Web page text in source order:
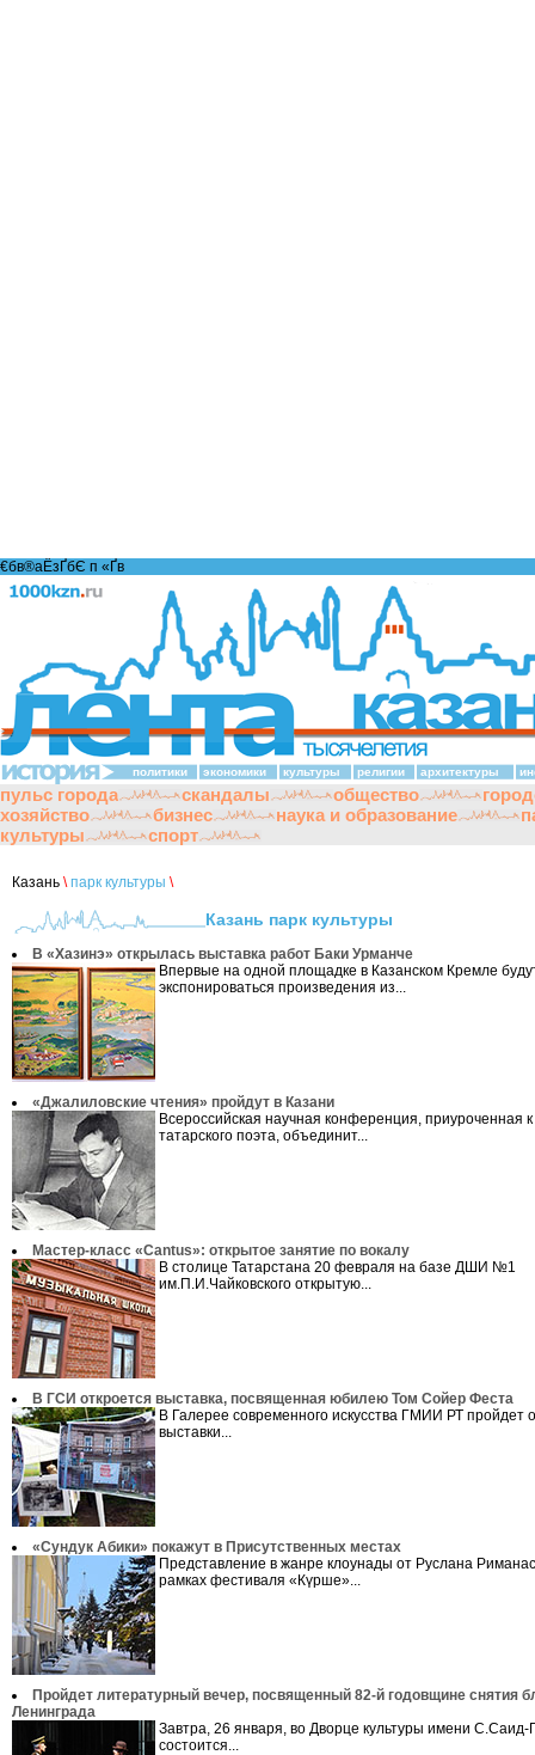
€бв®аЁзҐбЄ п «Ґ­в
политики экономики культуры религии архитектуры
пульс города скандалы общество
хозяйство
бизнес наука и образование
культуры
спорт
Казань \ парк культуры \
Казань парк культуры
В «Хазинэ» открылась выставка работ Баки Урманче
Впервые на одной площадке в Казанском Кремле
экспонироваться произведения из...
«Джалиловские чтения» пройдут в Казани
Всероссийская научная конференция, приуроченная
татарского поэта, объединит...
Мастер-класс «Cantus»: открытое занятие по вокалу
В столице Татарстана 20 февраля на базе ДШИ №1
им.П.И.Чайковского открытую...
В ГСИ откроется выставка, посвященная юбилею Том Сойер Феста
В Галерее современного искусства ГМИИ РТ пройдет
выставки...
«Сундук Абики» покажут в Присутственных местах
Представление в жанре клоунады от Руслана
рамках фестиваля «Күрше»...
Пройдет литературный вечер, посвященный 82-й годовщине снятия
Ленинграда
Завтра, 26 января, во Дворце культуры имени С.Саид-
состоится...